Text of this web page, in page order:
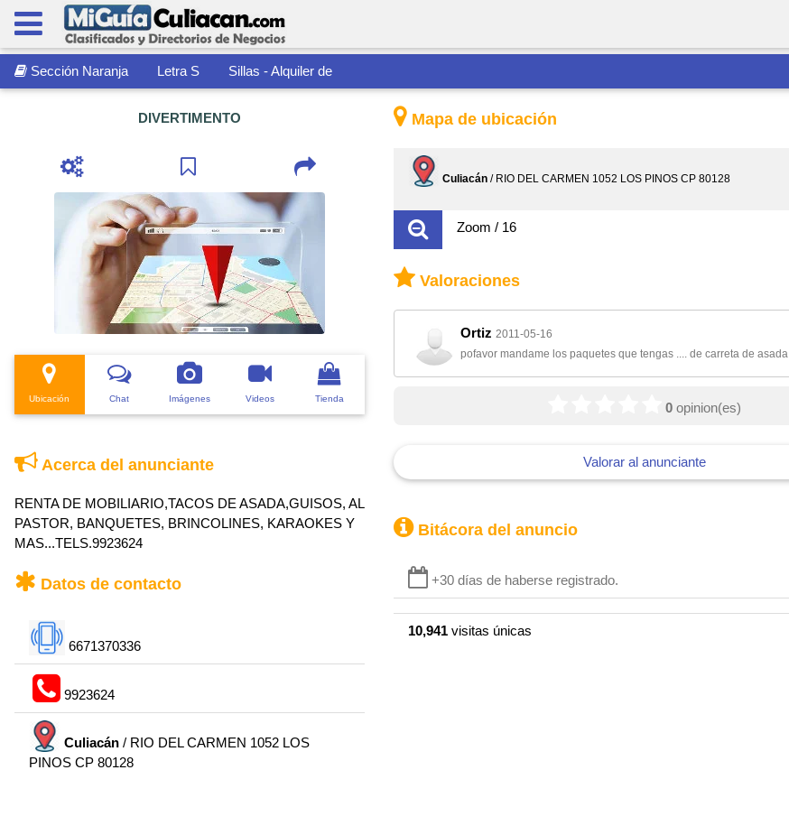
Sección Naranja Letra S Sillas - Alquiler de
DIVERTIMENTO
Ubicación Chat Imágenes Videos Tienda
Acerca del anunciante
RENTA DE MOBILIARIO,TACOS DE ASADA,GUISOS, AL
PASTOR, BANQUETES, BRINCOLINES, KARAOKES Y
MAS...TELS.9923624
Datos de contacto
6671370336
9923624
Culiacán / RIO DEL CARMEN 1052 LOS
PINOS CP 80128
Mapa de ubicación
Culiacán/ RIO DEL CARMEN 1052 LOS PINOS CP 80128
Zoom / 16
Valoraciones
Ortiz 2011-05-16
pofavor mandame los paquetes que tengas .... de carreta de asada
0opinion(es)
Valorar al anunciante
Bitácora del anuncio
+30 días de haberse registrado.
10,941visitas únicas